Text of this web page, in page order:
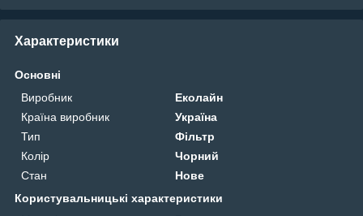
Характеристики
Основні
Виробник
Еколайн
Країна виробник
Україна
Тип
Фільтр
Колір
Чорний
Стан
Нове
Користувальницькі характеристики